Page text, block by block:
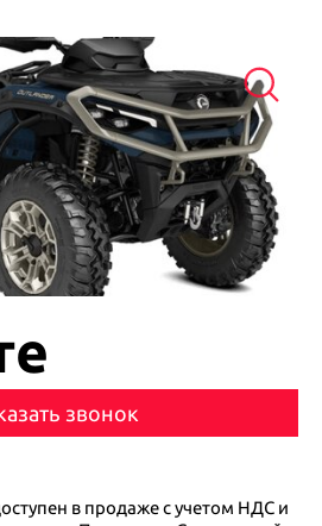
звонок
в продаже с учетом НДС и